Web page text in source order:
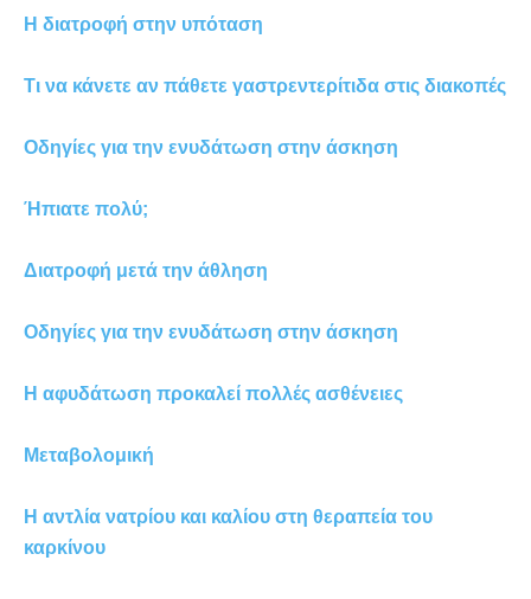
Η διατροφή στην υπόταση
Τι να κάνετε αν πάθετε γαστρεντερίτιδα στις διακοπές
Οδηγίες για την ενυδάτωση στην άσκηση
Ήπιατε πολύ;
Διατροφή μετά την άθληση
Οδηγίες για την ενυδάτωση στην άσκηση
Η αφυδάτωση προκαλεί πολλές ασθένειες
Μεταβολομική
Η αντλία νατρίου και καλίου στη θεραπεία του
καρκίνου